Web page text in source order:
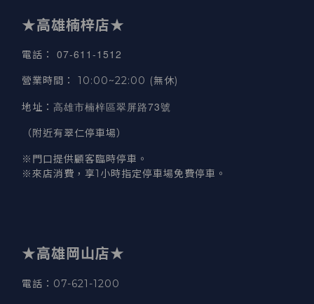
★高雄楠梓店★
電話 ： 07-611-1512
營業時間 ： 10:00~22:00 (無休)
地址 ： 高雄市楠梓區翠屏路73號
（附近有翠仁停車場）
※門口提供顧客臨時停車。
※來店消費，享1小時指定停車場免費停車。
★高雄岡山店★
電話：07-621-1200